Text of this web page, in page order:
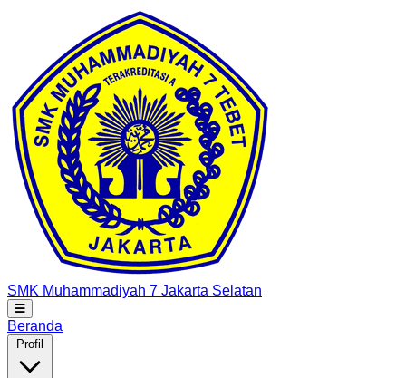
SMK Muhammadiyah 7 Jakarta Selatan
Beranda